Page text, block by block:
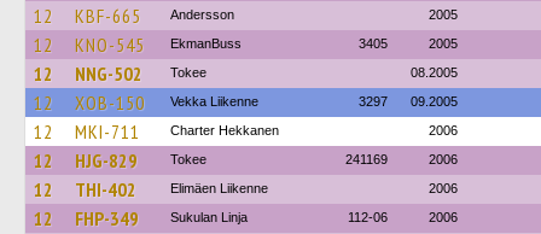
12 KBF-665 Andersson 2005
12 KNO-545 EkmanBuss 3405 2005
12 NNG-502 Tokee 08.2005
12 XOB-150 Vekka Liikenne 3297 09.2005
12 MKI-711 Charter Hekkanen 2006
12 HJG-829 Tokee 241169 2006
12 THI-402 Elimäen Liikenne 2006
12 FHP-349 Sukulan Linja 112-06 2006